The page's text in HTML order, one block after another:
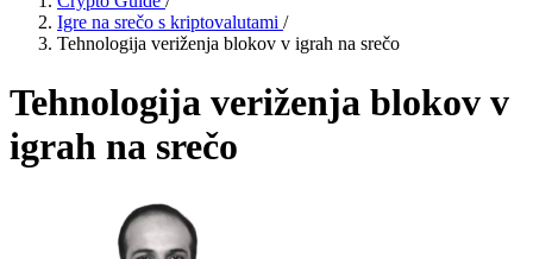
Igre na srečo s kriptovalutami /
Tehnologija veriženja blokov v igrah na srečo
Tehnologija veriženja blokov v
igrah na srečo